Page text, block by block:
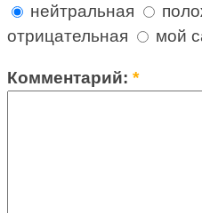
нейтральная
отрицательная
мой
Комментарий:*